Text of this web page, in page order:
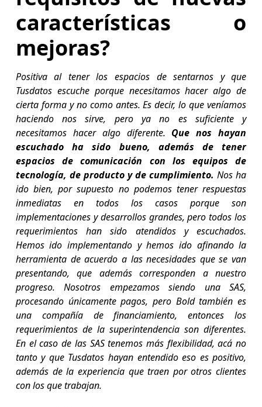
características o
mejoras?
Positiva al tener los espacios de sentarnos y que
Tusdatos escuche porque necesitamos hacer algo de
cierta forma y no como antes. Es decir, lo que veníamos
haciendo nos sirve, pero ya no es suficiente y
necesitamos hacer algo diferente. Que nos hayan
escuchado ha sido bueno, además de tener
espacios de comunicación con los equipos de
tecnología, de producto y de cumplimiento. Nos ha
ido bien, por supuesto no podemos tener respuestas
inmediatas en todos los casos porque son
implementaciones y desarrollos grandes, pero todos los
requerimientos han sido atendidos y escuchados.
Hemos ido implementando y hemos ido afinando la
herramienta de acuerdo a las necesidades que se van
presentando, que además corresponden a nuestro
progreso. Nosotros empezamos siendo una SAS,
procesando únicamente pagos, pero Bold también es
una compañía de financiamiento, entonces los
requerimientos de la superintendencia son diferentes.
En el caso de las SAS tenemos más flexibilidad, acá no
tanto y que Tusdatos hayan entendido eso es positivo,
además de la experiencia que traen por otros clientes
con los que trabajan.